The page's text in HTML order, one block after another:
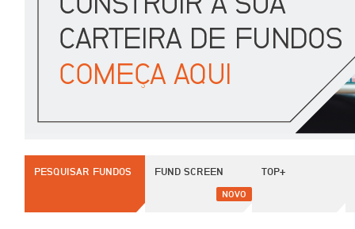
PESQUISAR FUNDOS FUND SCREEN
NOVO
TOP+